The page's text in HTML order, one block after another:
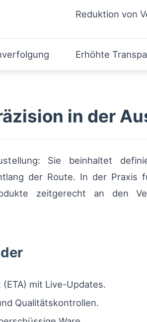
Reduktion von
Erhöhte
in der
Sie beinhaltet
der Route. In der
zeitgerecht an den
mit Live-Updates.
Qualitätskontrollen.